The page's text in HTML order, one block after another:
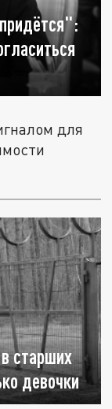
для
старших
девочки